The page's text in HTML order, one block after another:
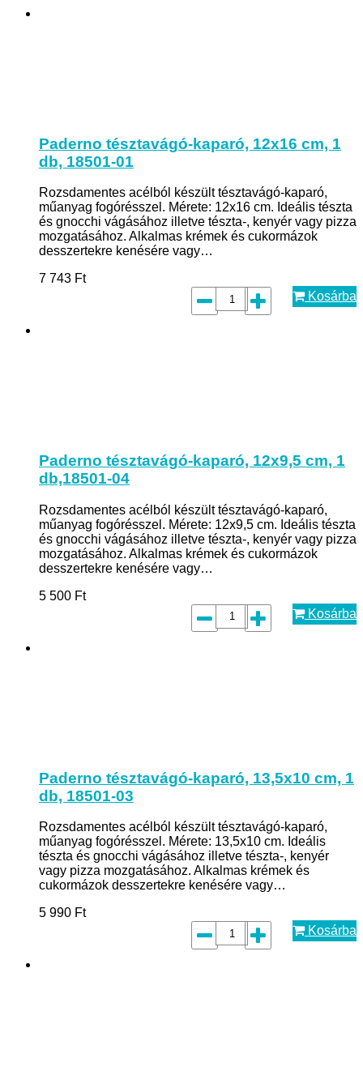
Paderno tésztavágó-kaparó, 12x16 cm, 1
db, 18501-01
Rozsdamentes acélból készült tésztavágó-kaparó,
műanyag fogórésszel. Mérete: 12x16 cm. Ideális tészta
és gnocchi vágásához illetve tészta-, kenyér vagy pizza
mozgatásához. Alkalmas krémek és cukormázok
desszertekre kenésére vagy…
7 743 Ft
Kosárba
Paderno tésztavágó-kaparó, 12x9,5 cm, 1
db,18501-04
Rozsdamentes acélból készült tésztavágó-kaparó,
műanyag fogórésszel. Mérete: 12x9,5 cm. Ideális tészta
és gnocchi vágásához illetve tészta-, kenyér vagy pizza
mozgatásához. Alkalmas krémek és cukormázok
desszertekre kenésére vagy…
5 500 Ft
Kosárba
Paderno tésztavágó-kaparó, 13,5x10 cm, 1
db, 18501-03
Rozsdamentes acélból készült tésztavágó-kaparó,
műanyag fogórésszel. Mérete: 13,5x10 cm. Ideális
tészta és gnocchi vágásához illetve tészta-, kenyér
vagy pizza mozgatásához. Alkalmas krémek és
cukormázok desszertekre kenésére vagy…
5 990 Ft
Kosárba